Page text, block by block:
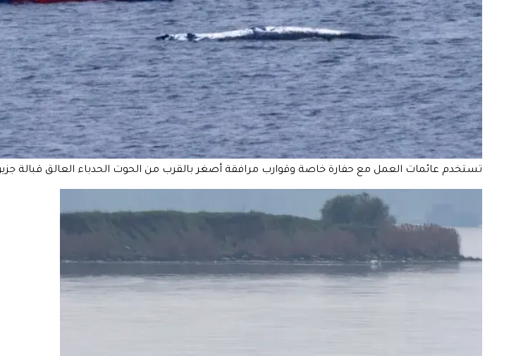
تستخدم عائمات العمل مع حفارة خاصة وقوارب مرافقة أصغر بالقرب من الحوت الحدباء العالق قبالة جزيرة بويل، قرب